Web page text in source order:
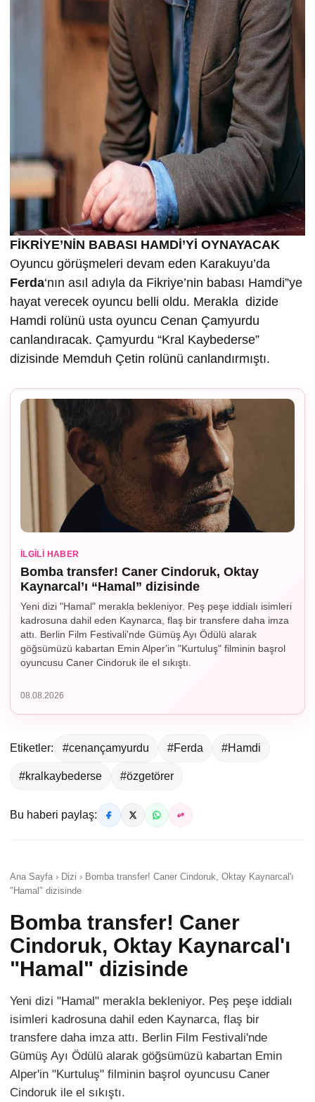
FİKRİYE’NİN BABASI HAMDİ’Yİ OYNAYACAK
Oyuncu görüşmeleri devam eden Karakuyu’da
Ferda‘nın asıl adıyla da Fikriye’nin babası Hamdi”ye
hayat verecek oyuncu belli oldu. Merakla dizide
Hamdi rolünü usta oyuncu Cenan Çamyurdu
canlandıracak. Çamyurdu “Kral Kaybederse”
dizisinde Memduh Çetin rolünü canlandırmıştı.
İLGILI HABER
Bomba transfer! Caner Cindoruk, Oktay
Kaynarcal’ı “Hamal” dizisinde
Yeni dizi "Hamal" merakla bekleniyor. Peş peşe iddialı isimleri
kadrosuna dahil eden Kaynarca, flaş bir transfere daha imza
attı. Berlin Film Festivali'nde Gümüş Ayı Ödülü alarak
göğsümüzü kabartan Emin Alper'in "Kurtuluş" filminin başrol
oyuncusu Caner Cindoruk ile el sıkıştı.
08.08.2026
Etiketler: #cenançamyurdu #Ferda #Hamdi
#kralkaybederse #özgetörer
Bu haberi paylaş:
Ana Sayfa › Dizi › Bomba transfer! Caner Cindoruk, Oktay Kaynarcal'ı
"Hamal" dizisinde
Bomba transfer! Caner
Cindoruk, Oktay Kaynarcal'ı
"Hamal" dizisinde
Yeni dizi "Hamal" merakla bekleniyor. Peş peşe iddialı
isimleri kadrosuna dahil eden Kaynarca, flaş bir
transfere daha imza attı. Berlin Film Festivali'nde
Gümüş Ayı Ödülü alarak göğsümüzü kabartan Emin
Alper'in "Kurtuluş" filminin başrol oyuncusu Caner
Cindoruk ile el sıkıştı.